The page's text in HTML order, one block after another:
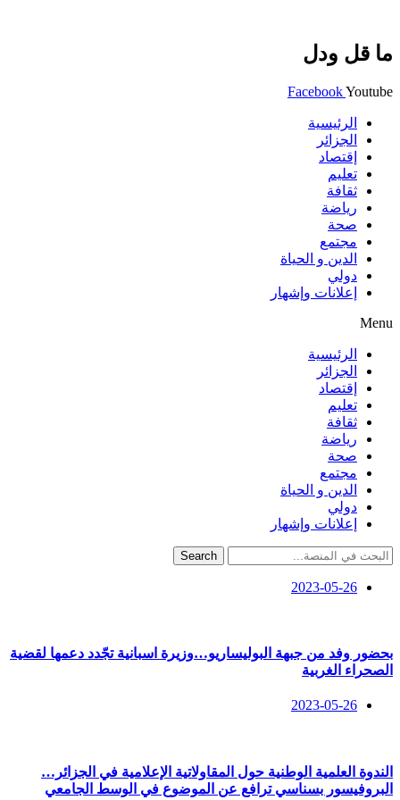
ما قل ودل
FacebookYoutube
الرئيسية
الجزائر
إقتصاد
تعليم
ثقافة
رياضة
صحة
مجتمع
الدين و الحياة
دولي
إعلانات وإشهار
Menu
الرئيسية
الجزائر
إقتصاد
تعليم
ثقافة
رياضة
صحة
مجتمع
الدين و الحياة
دولي
إعلانات وإشهار
Search
2023-05-26
بحضور وفد من جبهة البوليساريو…وزيرة اسبانية تجّدد دعمها لقضية
الصحراء الغربية
2023-05-26
الندوة العلمية الوطنية حول المقاولاتية الإعلامية في الجزائر…
البروفيسور بسناسي ترافع عن الموضوع في الوسط الجامعي